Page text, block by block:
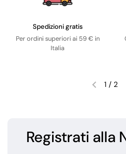
Spedizioni gratis
Per ordini superiori ai 59 € in
Italia
1 / 2
Registrati alla